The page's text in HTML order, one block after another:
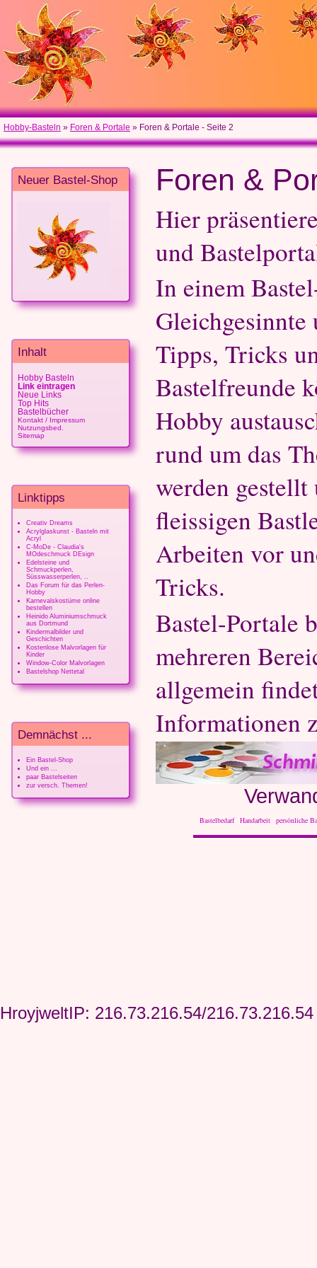
Foren &
Hier
und
In einem
Gleichgesinnte
Tipps, Tricks
Bastelfreunde
Hobby
rund um das
werden
fleissigen
Arbeiten vor
Tricks.
Bastel-Portale
mehreren
allgemein
Informationen
Bastelbedarf Handarbeit persönliche
Neuer Bastel-Shop
Inhalt
Hobby Basteln
Link eintragen
Neue Links
Top Hits
Bastelbücher
Kontakt / Impressum
Nutzungsbed.
Sitemap
Linktipps
Creativ Dreams
Acrylglaskunst - Basteln mit
Acryl
C-MoDe - Claudia's
MOdeschmuck DEsign
Edelsteine und
Schmuckperlen,
Süsswasserperlen, ..
Das Forum für das Perlen-
Hobby
Karnevalskostüme online
bestellen
Heinido Aluminiumschmuck
aus Dortmund
Kindermalbilder und
Geschichten
Kostenlose Malvorlagen für
Kinder
Window-Color Malvorlagen
Bastelshop Nettetal
Demnächst ...
Ein Bastel-Shop
Und ein ...
paar Bastelseiten
zur versch. Themen!
Hobby-Basteln » Foren & Portale » Foren & Portale - Seite 2
HroyjweltIP: 216.73.216.54/